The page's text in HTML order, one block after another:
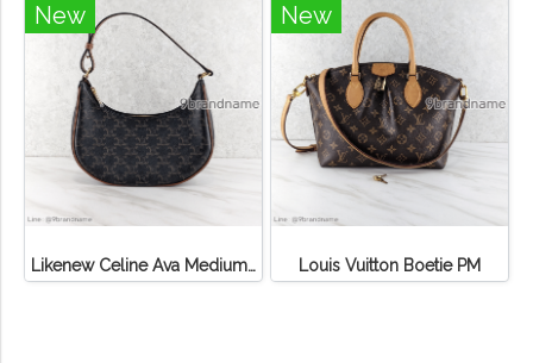
New
Likenew Celine Ava Medium Triomphe Canvas
New
Louis Vuitton Boetie PM